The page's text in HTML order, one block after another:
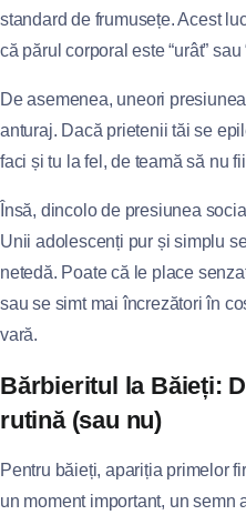
standard de frumusețe. Acest
că părul corporal este “urât” sau
De asemenea, uneori
anturaj. Dacă prietenii tăi se
faci și tu la fel, de teamă să nu
Însă, dincolo de presiunea
Unii adolescenți pur și simplu
netedă. Poate că le place
sau se simt mai încrezători în
vară.
Bărbieritul la Băieți:
rutină (sau nu)
Pentru băieți, apariția primelor
un moment important, un semn